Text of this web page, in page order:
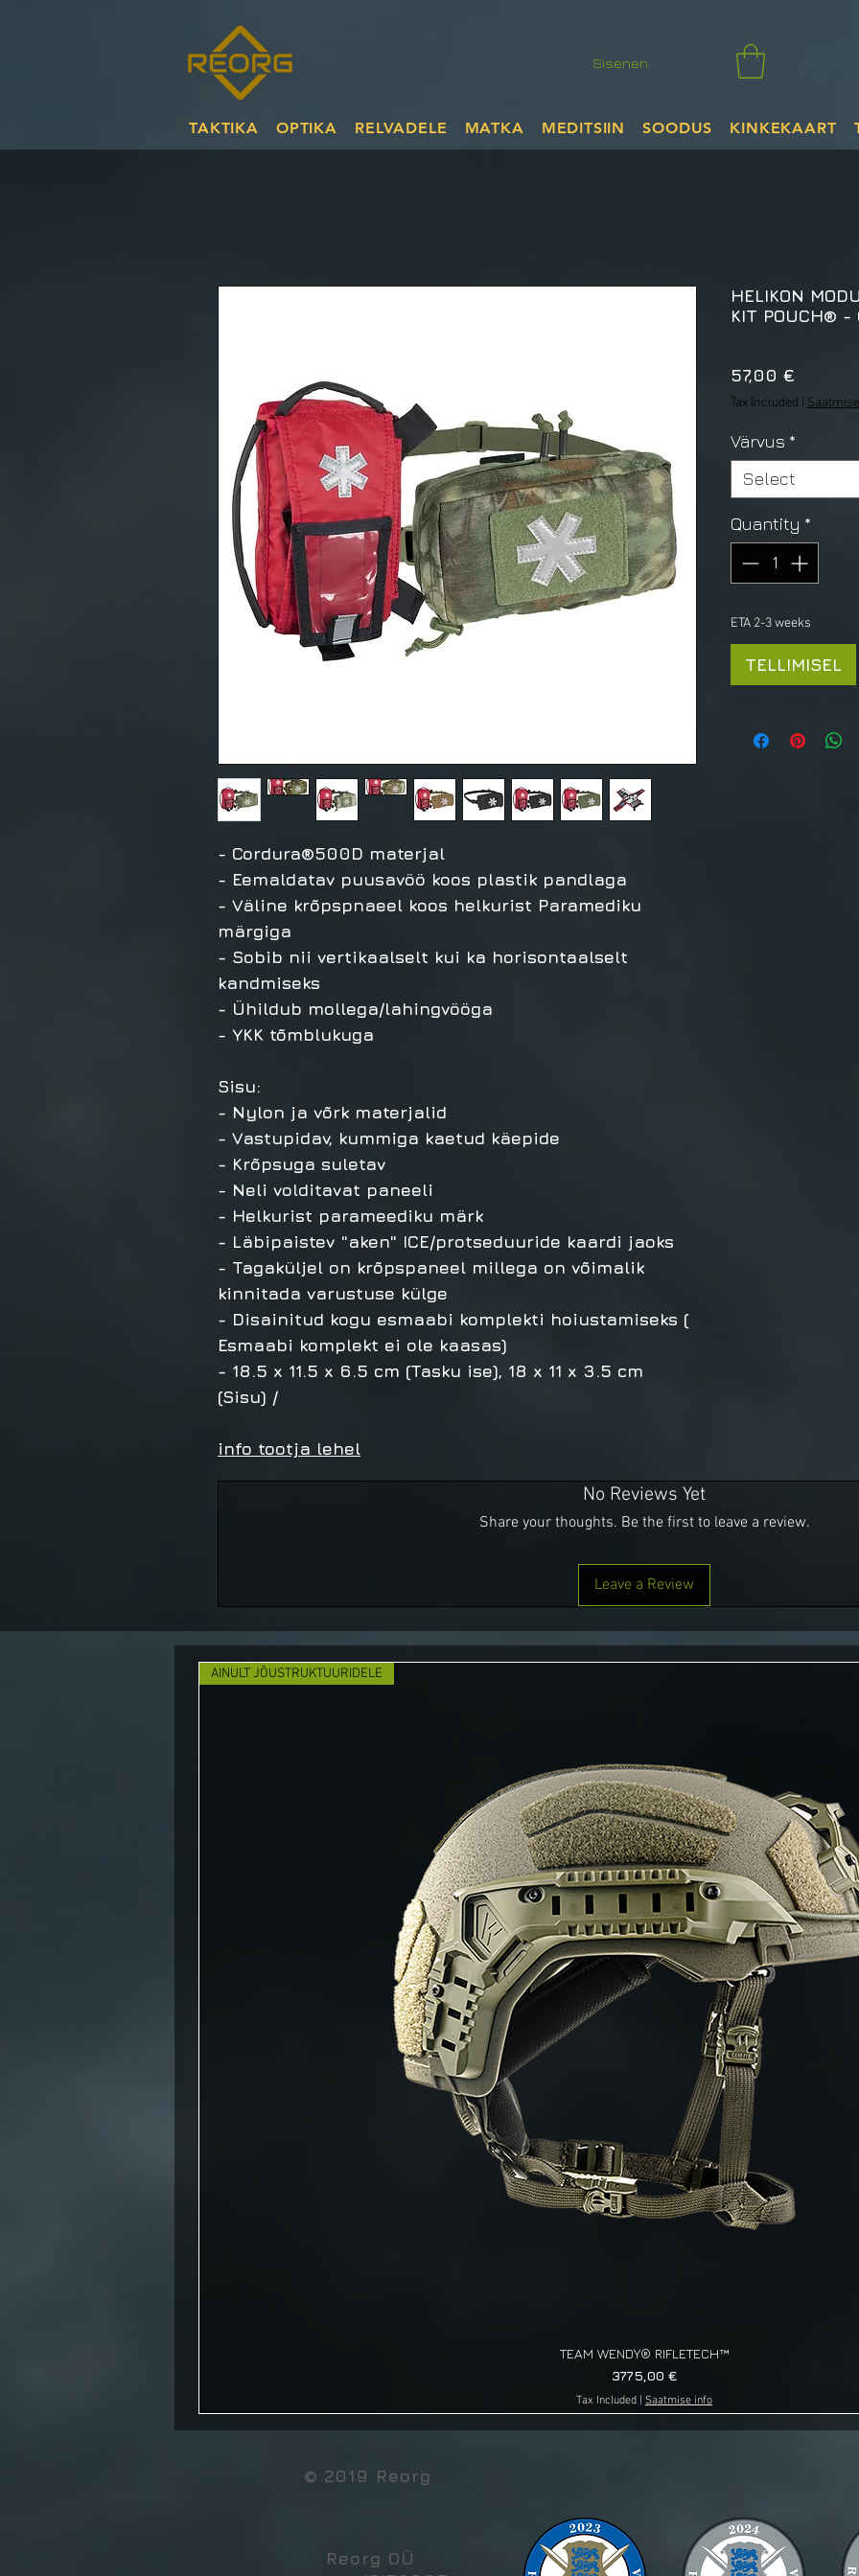
Sisenen
TAKTIKA OPTIKA RELVADELE MATKA MEDITSIIN SOODUS KINKEKAART
- Cordura®500D materjal
- Eemaldatav puusavöö koos plastik pandlaga
- Väline krõpspnaeel koos helkurist Paramediku
märgiga
- Sobib nii vertikaalselt kui ka horisontaalselt
kandmiseks
- Ühildub mollega/lahingvööga
- YKK tõmblukuga
Sisu:
- Nylon ja võrk materjalid
- Vastupidav, kummiga kaetud käepide
- Krõpsuga suletav
- Neli volditavat paneeli
- Helkurist parameediku märk
- Läbipaistev "aken" ICE/protseduuride kaardi jaoks
- Tagaküljel on krõpspaneel millega on võimalik
kinnitada varustuse külge
- Disainitud kogu esmaabi komplekti hoiustamiseks (
Esmaabi komplekt ei ole kaasas)
- 18.5 x 11.5 x 6.5 cm (Tasku ise), 18 x 11 x 3.5 cm
(Sisu) /
info tootja lehel
HELIKON
KIT POUCH® -
57,00 €
Tax Included
Värvus *
Select
Quantity *
ETA 2-3 weeks
TELLIMISEL
No Reviews Yet
Share your thoughts. Be the first to leave a review.
Leave a Review
Quick View
AINULT JÕUSTRUKTUURIDELE
TEAM WENDY® RIFLETECH™
Price
3775,00 €
Tax Included Saatmise info
© 2019 Reorg
Reorg OÜ